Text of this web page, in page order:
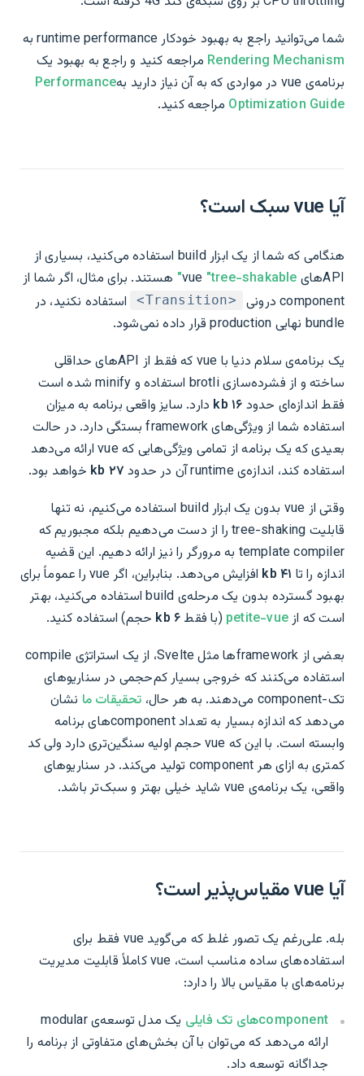
شما می‌توانید راجع به بهبود خودکار runtime performance به
Rendering Mechanism مراجعه کنید و راجع به بهبود یک
برنامه‌ی vue در مواردی که به آن نیاز دارید به
Performance
Optimization Guide مراجعه کنید.
آیا vue سبک است؟
هنگامی که شما از یک ابزار build استفاده می‌کنید، بسیاری از
APIهای vue
"tree-shakable"
هستند. برای مثال، اگر شما از
component درونی
<Transition>
استفاده نکنید، در
bundle نهایی production قرار داده نمی‌شود.
یک برنامه‌ی سلام دنیا با vue که فقط از APIهای حداقلی
ساخته و از فشرده‌سازی brotli استفاده و minify شده است
فقط اندازه‌ای حدود ۱۶ kb
دارد. سایز واقعی برنامه به میزان
استفاده شما از ویژگی‌های framework بستگی دارد. در حالت
بعیدی که یک برنامه از تمامی ویژگی‌هایی که vue ارائه می‌دهد
استفاده کند، اندازه‌ی runtime آن در حدود
۲۷ kb
خواهد بود.
وقتی از vue بدون یک ابزار build استفاده می‌کنیم، نه تنها
قابلیت tree-shaking را از دست می‌دهیم بلکه مجبوریم که
template compiler به مرورگر را نیز ارائه دهیم. این قضیه
اندازه را تا ۴۱ kb
افزایش می‌دهد. بنابراین، اگر vue را عموماً برای
بهبود گسترده بدون یک مرحله‌ی build استفاده می‌کنید، بهتر
است که ازpetite-vue (با فقط ۶ kb
حجم) استفاده کنید.
بعضی از frameworkها مثل Svelte، از یک استراتژی compile
استفاده می‌کنند که خروجی بسیار کم‌حجمی در سناریوهای
تک-component می‌دهند. به هر حال،
تحقیقات ما نشان
می‌دهد که اندازه بسیار به تعداد componentهای برنامه
وابسته است. با این که vue حجم اولیه سنگین‌تری دارد ولی کد
کمتری به ازای هر component تولید می‌کند. در سناریوهای
واقعی، یک برنامه‌ی vue شاید خیلی بهتر و سبک‌تر باشد.
آیا vue مقیاس‌پذیر است؟
بله. علی‌رغم یک تصور غلط که می‌گوید vue فقط برای
استفاده‌های ساده مناسب است، vue کاملاً قابلیت مدیریت
برنامه‌های با مقیاس بالا را دارد:
componentهای تک فایلی
یک مدل توسعه‌ی modular
ارائه می‌دهد که می‌توان با آن بخش‌های متفاوتی از برنامه را
جداگانه توسعه داد.